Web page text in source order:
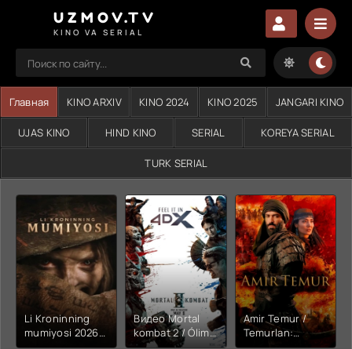
UZMOV.TV
KINO VA SERIAL
Главная KINO ARXIV KINO 2024 KINO 2025 JANGARI KINO
UJAS KINO HIND KINO SERIAL KOREYA SERIAL
TURK SERIAL
Li Kroninning
mumiyosi 2026
Видео Mortal
kombat 2 / Ólim
Amir Temur /
Temurlan: